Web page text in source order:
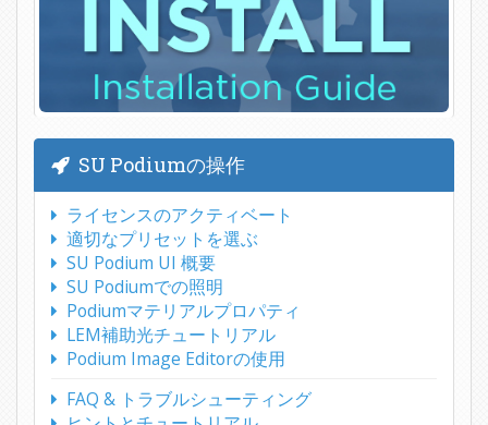
SU Podiumの操作
ライセンスのアクティベート
適切なプリセットを選ぶ
SU Podium UI 概要
SU Podiumでの照明
Podiumマテリアルプロパティ
LEM補助光チュートリアル
Podium Image Editorの使用
FAQ & トラブルシューティング